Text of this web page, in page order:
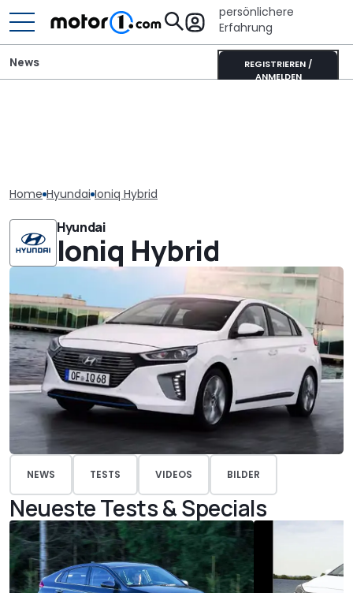
persönlichere
Erfahrung
REGISTRIEREN /
ANMELDEN
News
Home Hyundai Ioniq Hybrid
Hyundai
Ioniq Hybrid
NEWS TESTS VIDEOS BILDER
Neueste Tests & Specials